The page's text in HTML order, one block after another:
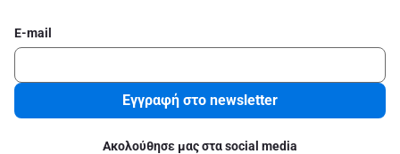
E-mail
Εγγραφή στο newsletter
Ακολούθησε μας στα social media